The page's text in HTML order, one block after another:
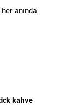
anında
kahve